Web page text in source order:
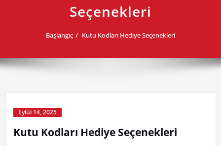
Seçenekleri
Başlangıç Kutu Kodları Hediye Seçenekleri
Eylül 14, 2025
Kutu Kodları Hediye Seçenekleri